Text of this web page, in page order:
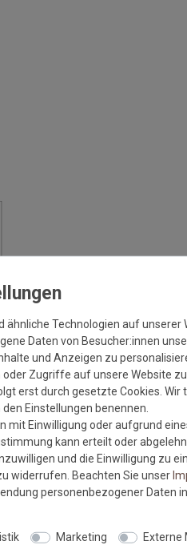
VERANTWORTLICHEN »
ähnliche Technologien auf unserer
Daten von Besucher:innen
und Anzeigen zu
Zugriffe auf unsere Website
erst durch gesetzte Cookies. Wir
Einstellungen benennen.
mit Einwilligung oder aufgrund
kann erteilt oder
und die Einwilligung zu
widerrufen. Beachten Sie unser
personenbezogener Daten
Marketing Externe